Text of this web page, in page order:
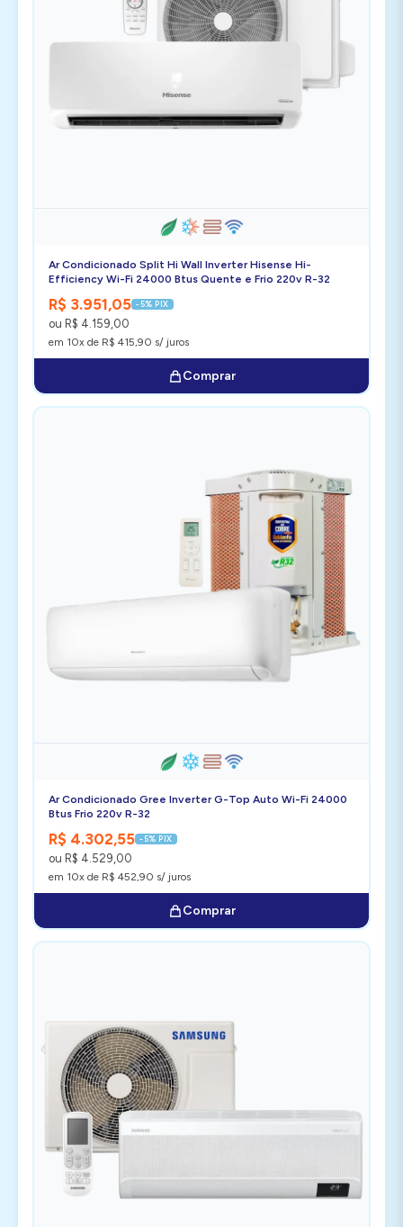
Ar Condicionado Split Hi Wall Inverter Hisense Hi-
Efficiency Wi-Fi 24000 Btus Quente e Frio 220v R-32
R$ 3.951,05 -5% PIX
ou R$ 4.159,00
em 10x de R$ 415,90 s/ juros
Comprar
Ar Condicionado Gree Inverter G-Top Auto Wi-Fi 24000
Btus Frio 220v R-32
R$ 4.302,55 -5% PIX
ou R$ 4.529,00
em 10x de R$ 452,90 s/ juros
Comprar